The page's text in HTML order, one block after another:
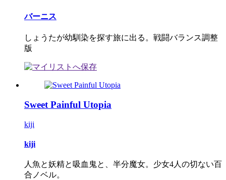
バーニス
しょうたが幼馴染を探す旅に出る。戦闘バランス調整
版
Sweet Painful Utopia
kiji
kiji
人魚と妖精と吸血鬼と、半分魔女。少女4人の切ない百
合ノベル。